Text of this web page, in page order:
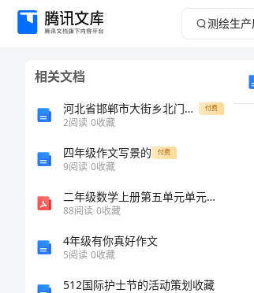
测
相关文档
河北省邯郸市大街乡北门口中学高一生物联考试题含解析 付费
2阅读 0收藏
四年级作文写景的 付费
9阅读 0收藏
二年级数学上册第五单元单元练习题
88阅读 0收藏
4年级有你真好作文
5阅读 0收藏
512国际护士节的活动策划收藏